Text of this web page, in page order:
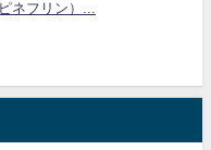
ネフリン）...